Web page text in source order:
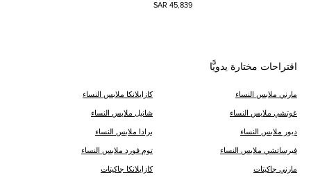
45,839 SAR
اقتراحات مختارة يدويًّا
مارني ملابس النساء كازابلانكا ملابس النساء
غوتشي ملابس النساء شانيل ملابس النساء
ديور ملابس النساء برادا ملابس النساء
فيرساتشي ملابس النساء توم فورد ملابس النساء
مارني جاكيتات كازابلانكا جاكيتات